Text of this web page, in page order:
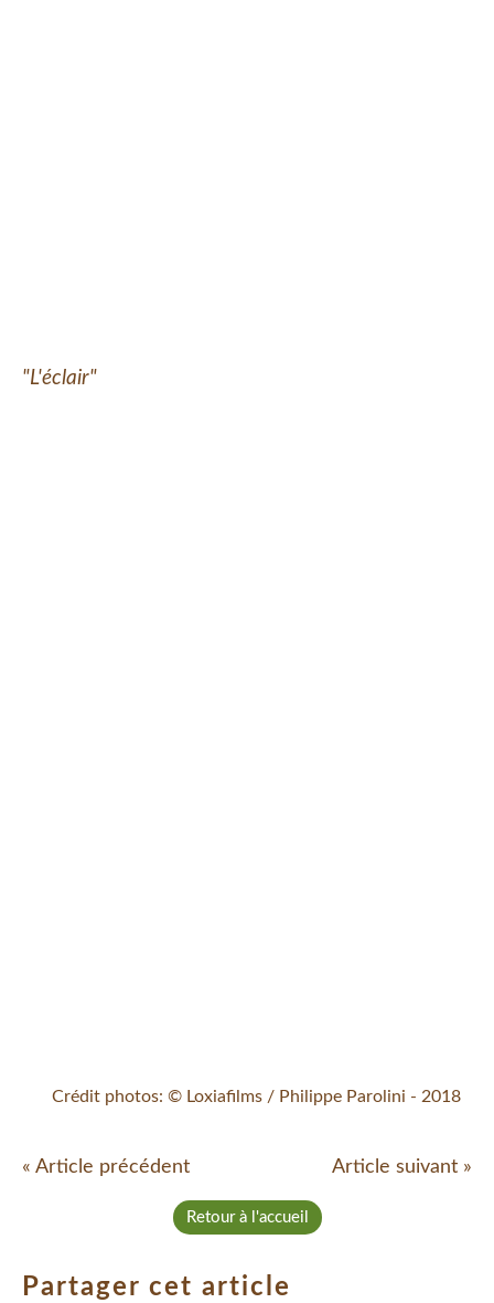
"L'éclair"
Crédit photos: © Loxiafilms / Philippe Parolini - 2018
« Article précédent Article suivant »
Retour à l'accueil
Partager cet article